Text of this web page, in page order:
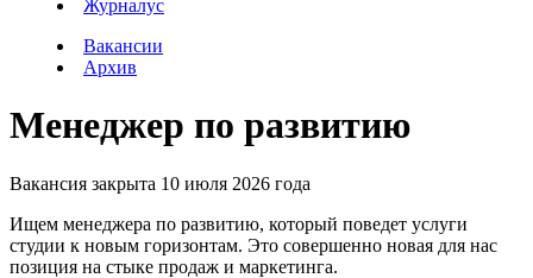
Журналус
Вакансии
Архив
Менеджер по развитию
Вакансия закрыта 10 июля 2026 года
Ищем менеджера по развитию, который поведет услуги
студии к новым горизонтам. Это совершенно новая для нас
позиция на стыке продаж и маркетинга.